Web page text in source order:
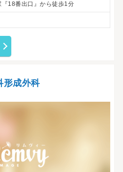
『18番出口』から徒歩1分
形成外科